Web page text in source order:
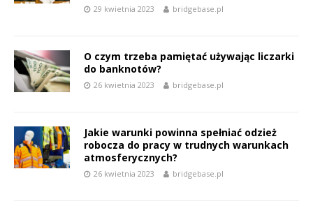
29 kwietnia 2023 bridgebase.pl
O czym trzeba pamiętać używając liczarki
do banknotów?
26 kwietnia 2023 bridgebase.pl
Jakie warunki powinna spełniać odzież
robocza do pracy w trudnych warunkach
atmosferycznych?
26 kwietnia 2023 bridgebase.pl